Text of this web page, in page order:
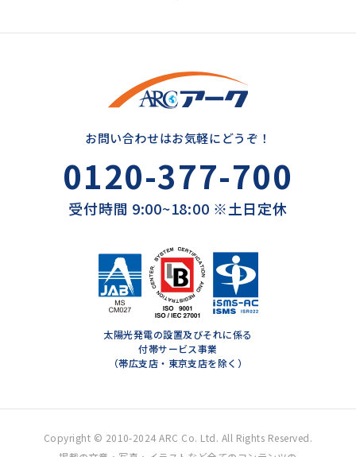
お問い合わせはお気軽にどうぞ！
0120-377-700
受付時間 9:00~18:00 ※土日定休
太陽光発電の設置及びそれに係る
付帯サービス事業
（帯広支店・東京支店を除く）
Copyright © 2010-2024 ARC Co. Ltd. All Rights Reserved.